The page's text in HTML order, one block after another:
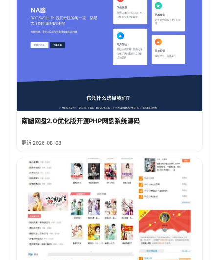
南幽网盘2.0优化版开源PHP网盘系统源码
更新 2026-08-08